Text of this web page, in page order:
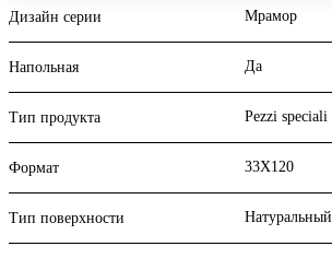
Дизайн серии Мрамор
Напольная Да
Тип продукта Pezzi speciali
Формат 33X120
Тип поверхности Натуральный